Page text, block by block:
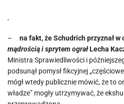
– na fakt, że Schudrich przyznałw
mądrością i sprytem ograłLecha
Ministra Sprawiedliwości i
podsunął pomysł fikcyjnej
mógł wtedy publicznie mówić, że to
władze” mogły utrzymywać, że